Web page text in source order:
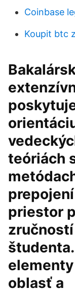
Coinbase
Koupit btc
teóriách
priestor
oblasť a